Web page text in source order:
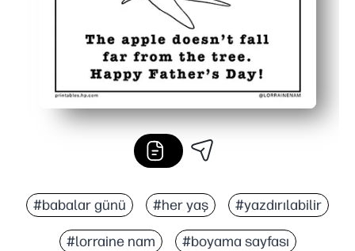
#babalar günü #her yaş #yazdırılabilir
#lorraine nam #boyama sayfası